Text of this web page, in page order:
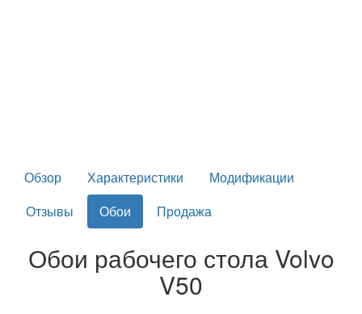
Обзор Характеристики
Модификации
Отзывы
Обои Продажа
Обои рабочего стола Volvo
V50